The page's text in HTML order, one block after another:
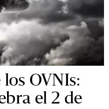
OVNIs:
el 2 de